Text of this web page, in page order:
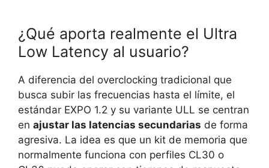
¿Qué aporta realmente el Ultra
Low Latency al usuario?
A diferencia del overclocking tradicional que
busca subir las frecuencias hasta el límite, el
estándar EXPO 1.2 y su variante ULL se centran
en ajustar las latencias secundarias de forma
agresiva. La idea es que un kit de memoria que
normalmente funciona con perfiles CL30 o